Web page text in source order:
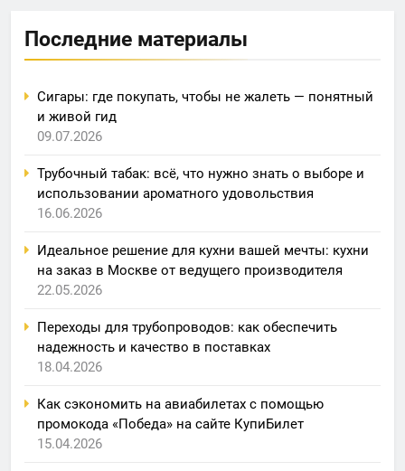
Последние материалы
Сигары: где покупать, чтобы не жалеть — понятный
и живой гид
09.07.2026
Трубочный табак: всё, что нужно знать о выборе и
использовании ароматного удовольствия
16.06.2026
Идеальное решение для кухни вашей мечты: кухни
на заказ в Москве от ведущего производителя
22.05.2026
Переходы для трубопроводов: как обеспечить
надежность и качество в поставках
18.04.2026
Как сэкономить на авиабилетах с помощью
промокода «Победа» на сайте КупиБилет
15.04.2026